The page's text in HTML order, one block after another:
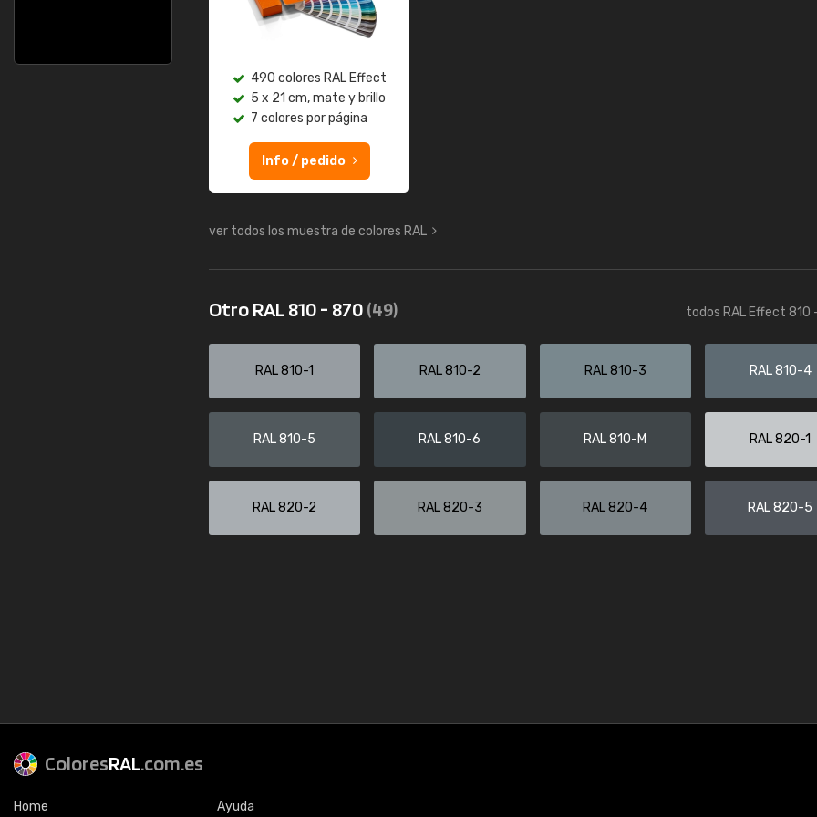
490 colores RAL Effect
5 x 21 cm, mate y brillo
7 colores por página
Info / pedido
ver todos los muestra de colores RAL
Otro RAL 810 - 870(49) todos RAL Effect 810
RAL 810-1 RAL 810-2 RAL 810-3 RAL 810-4
RAL 810-5 RAL 810-6 RAL 810-M RAL 820-1
RAL 820-2 RAL 820-3 RAL 820-4 RAL 820-5
ColoresRAL.com.es
Home Ayuda